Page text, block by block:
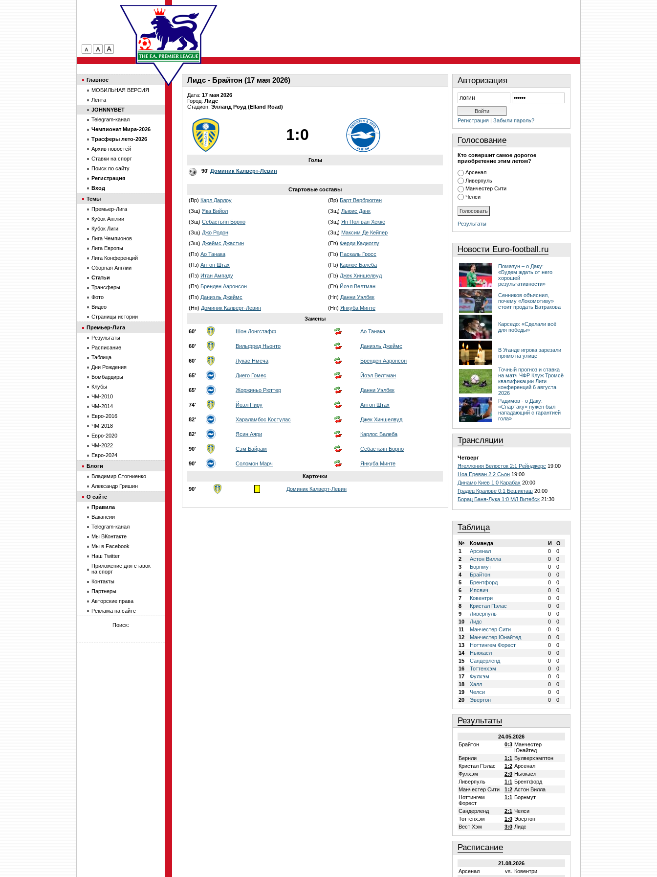
Лидс - Брайтон (17 мая 2026)
Дата: 17 мая 2026
Город: Лидс
Стадион: Элланд Роуд (Elland Road)
1:0
Голы
90' Доминик Калверт-Левин
Стартовые составы
(Вр) Карл Дарлоу (Вр) Барт Вербрюгген
(Зщ) Яка Бийол (Зщ) Льюис Данк
(Зщ) Себастьян Борно (Зщ) Ян Пол ван Хекке
(Зщ) Джо Родон (Зщ) Максим Де Кейпер
(Зщ) Джеймс Джастин (Пз) Ферди Кадиоглу
(Пз) Ао Танака (Пз) Паскаль Гросс
(Пз) Антон Штах (Пз) Карлос Балеба
(Пз) Итан Ампаду (Пз) Джек Хиншелвуд
(Пз) Бренден Ааронсон (Пз) Йоэл Велтман
(Пз) Даниэль Джеймс (Нп) Данни Уэлбек
(Нп) Доминик Калверт-Левин (Нп) Янкуба Минте
Замены
60' Шон Лонгстафф Ао Танака
60' Вильфред Ньонто Даниэль Джеймс
60' Лукас Нмеча Бренден Ааронсон
65' Диего Гомес Йоэл Велтман
65' Жоржиньо Рюттер Данни Уэлбек
74' Йоэл Пиру Антон Штах
82' Хараламбос Костулас Джек Хиншелвуд
82' Ясин Аяри Карлос Балеба
90' Сэм Байрам Себастьян Борно
90' Соломон Марч Янкуба Минте
Карточки
90' Доминик Калверт-Левин
Авторизация
Регистрация | Забыли пароль?
Голосование
Кто совершит самое дорогое
приобретение этим летом?
Арсенал
Ливерпуль
Манчестер Сити
Челси
Результаты
Новости Euro-football.ru
Помазун – о Даку:
«Будем ждать от него
хорошей
результативности»
Сенников объяснил,
почему «Локомотиву»
стоит продать Батракова
Карседо: «Сделали всё
для победы»
В Уганде игрока зарезали
прямо на улице
Точный прогноз и ставка
на матч ЧФР Клуж Тромсё
квалификации Лиги
конференций 6 августа
2026
Радимов - о Даку:
«Спартаку» нужен был
нападающий с гарантией
гола»
Трансляции
Четверг
Ягеллония Белосток 2:1 Рейнджерс 19:00
Ноа Ереван 2:2 Сьон 19:00
Динамо Киев 1:0 Карабах 20:00
Градец Кралове 0:1 Бешикташ 20:00
Борац Баня-Лука 1:0 МЛ Витебск 21:30
Таблица
№ Команда И
О
1
Арсенал 0
0
2
Астон Вилла 0
0
3
Борнмут 0
0
4
Брайтон 0
0
5
Брентфорд 0
0
6
Ипсвич 0
0
7
Ковентри 0
0
8
Кристал Пэлас 0
0
9
Ливерпуль 0
0
10
Лидс 0
0
11
Манчестер Сити 0
0
12
Манчестер Юнайтед 0
0
13
Ноттингем Форест 0
0
14
Ньюкасл 0
0
15
Сандерленд 0
0
16
Тоттенхэм 0
0
17
Фулхэм 0
0
18
Халл 0
0
19
Челси 0
0
20
Эвертон 0 0
Результаты
24.05.2026
Брайтон
0:3 Манчестер
Юнайтед
Бернли
1:1 Вулверхэмптон
Кристал Пэлас
1:2 Арсенал
Фулхэм
2:0 Ньюкасл
Ливерпуль
1:1 Брентфорд
Манчестер Сити
1:2 Астон Вилла
Ноттингем
Форест
1:1 Борнмут
Сандерленд 2:1 Челси
Тоттенхэм
1:0 Эвертон
Вест Хэм
3:0 Лидс
Расписание
21.08.2026
Арсенал
vs.
Ковентри
Главное
МОБИЛЬНАЯ ВЕРСИЯ
Лента
JOHNNYBET
Telegram-канал
Чемпионат Мира-2026
Трасферы лето-2026
Архив новостей
Ставки на спорт
Поиск по сайту
Регистрация
Вход
Темы
Премьер-Лига
Кубок Англии
Кубок Лиги
Лига Чемпионов
Лига Европы
Лига Конференций
Сборная Англии
Статьи
Трансферы
Фото
Видео
Страницы истории
Премьер-Лига
Результаты
Расписание
Таблица
Дни Рождения
Бомбардиры
Клубы
ЧМ-2010
ЧМ-2014
Евро-2016
ЧМ-2018
Евро-2020
ЧМ-2022
Евро-2024
Блоги
Владимир Стогниенко
Александр Гришин
О сайте
Правила
Вакансии
Telegram-канал
Мы ВКонтакте
Мы в Facebook
Наш Twitter
Приложение для ставок
на спорт
Контакты
Партнеры
Авторские права
Реклама на сайте
Поиск: